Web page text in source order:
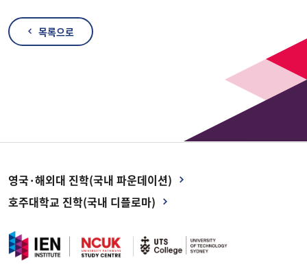
목록으로
영국·해외대 진학(국내 파운데이션)
호주대학교 진학(국내 디플로마)